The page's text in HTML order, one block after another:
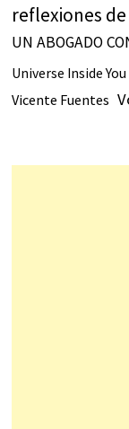
reflexiones
UN ABOGADO
Universe Inside You
Vicente Fuentes